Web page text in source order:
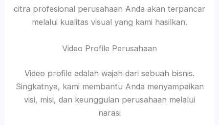
citra profesional perusahaan Anda akan terpancar
melalui kualitas visual yang kami hasilkan.
Video Profile Perusahaan
Video profile adalah wajah dari sebuah bisnis.
Singkatnya, kami membantu Anda menyampaikan
visi, misi, dan keunggulan perusahaan melalui
narasi